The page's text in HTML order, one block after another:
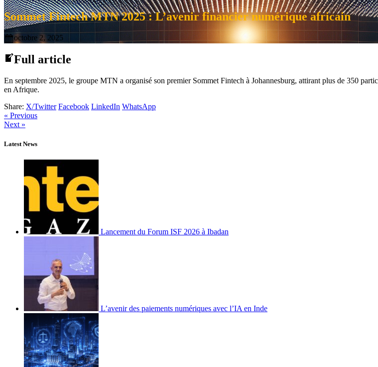
Sommet Fintech MTN 2025 : L’avenir financier numérique africain
octobre 2, 2025
Full article
En septembre 2025, le groupe MTN a organisé son premier Sommet Fintech à Johannesburg, attirant plus de 350
en Afrique.
Share: X/Twitter Facebook LinkedIn WhatsApp
« Previous
Next »
Latest News
Lancement du Forum ISF 2026 à Ibadan
L’avenir des paiements numériques avec l’IA en Inde